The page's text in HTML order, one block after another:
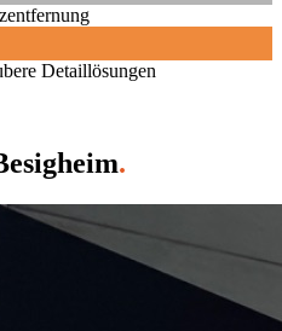
Detaillösungen
.